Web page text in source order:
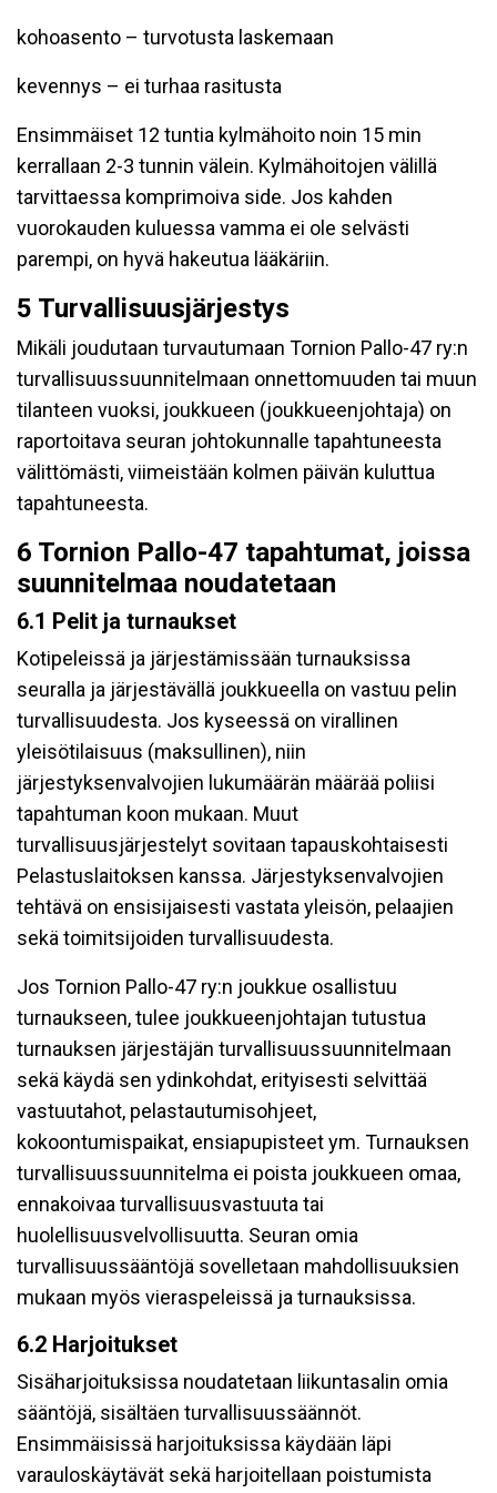
kohoasento – turvotusta laskemaan
kevennys – ei turhaa rasitusta
Ensimmäiset 12 tuntia kylmähoito noin 15 min
kerrallaan 2-3 tunnin välein. Kylmähoitojen välillä
tarvittaessa komprimoiva side. Jos kahden
vuorokauden kuluessa vamma ei ole selvästi
parempi, on hyvä hakeutua lääkäriin.
5 Turvallisuusjärjestys
Mikäli joudutaan turvautumaan Tornion Pallo-47 ry:n
turvallisuussuunnitelmaan onnettomuuden tai muun
tilanteen vuoksi, joukkueen (joukkueenjohtaja) on
raportoitava seuran johtokunnalle tapahtuneesta
välittömästi, viimeistään kolmen päivän kuluttua
tapahtuneesta.
6 Tornion Pallo-47 tapahtumat, joissa
suunnitelmaa noudatetaan
6.1 Pelit ja turnaukset
Kotipeleissä ja järjestämissään turnauksissa
seuralla ja järjestävällä joukkueella on vastuu pelin
turvallisuudesta. Jos kyseessä on virallinen
yleisötilaisuus (maksullinen), niin
järjestyksenvalvojien lukumäärän määrää poliisi
tapahtuman koon mukaan. Muut
turvallisuusjärjestelyt sovitaan tapauskohtaisesti
Pelastuslaitoksen kanssa. Järjestyksenvalvojien
tehtävä on ensisijaisesti vastata yleisön, pelaajien
sekä toimitsijoiden turvallisuudesta.
Jos Tornion Pallo-47 ry:n joukkue osallistuu
turnaukseen, tulee joukkueenjohtajan tutustua
turnauksen järjestäjän turvallisuussuunnitelmaan
sekä käydä sen ydinkohdat, erityisesti selvittää
vastuutahot, pelastautumisohjeet,
kokoontumispaikat, ensiapupisteet ym. Turnauksen
turvallisuussuunnitelma ei poista joukkueen omaa,
ennakoivaa turvallisuusvastuuta tai
huolellisuusvelvollisuutta. Seuran omia
turvallisuussääntöjä sovelletaan mahdollisuuksien
mukaan myös vieraspeleissä ja turnauksissa.
6.2 Harjoitukset
Sisäharjoituksissa noudatetaan liikuntasalin omia
sääntöjä, sisältäen turvallisuussäännöt.
Ensimmäisissä harjoituksissa käydään läpi
varauloskäytävät sekä harjoitellaan poistumista